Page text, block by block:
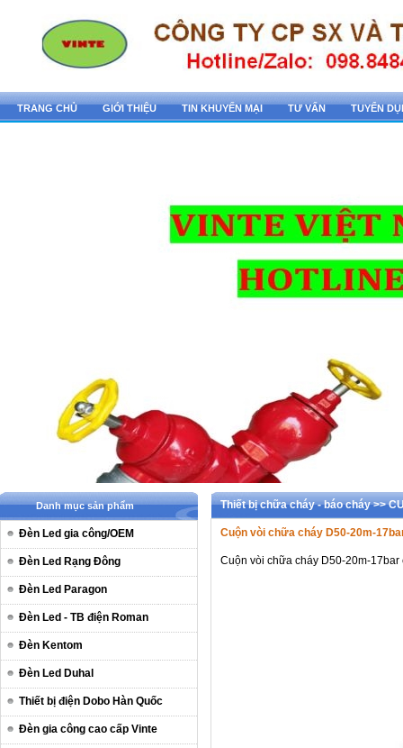
TRANG CHỦ GIỚI THIỆU TIN KHUYẾN MẠI TƯ VẤN TUYỂN
Danh mục sản phẩm
Đèn Led gia công/OEM
Đèn Led Rạng Đông
Đèn Led Paragon
Đèn Led - TB điện Roman
Đèn Kentom
Đèn Led Duhal
Thiết bị điện Dobo Hàn Quốc
Đèn gia công cao cấp Vinte
Thiết bị chữa cháy - báo cháy >>
Cuộn vòi chữa cháy D50-20m-
Cuộn vòi chữa cháy D50-20m-17bar